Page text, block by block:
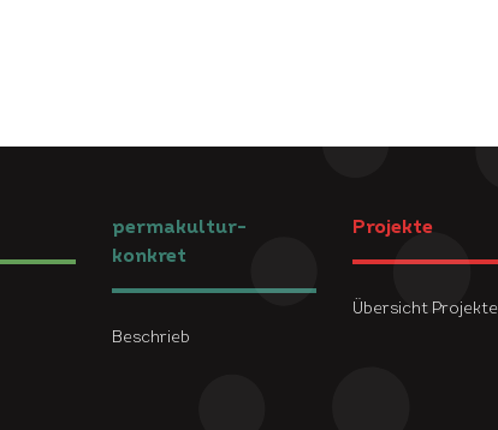
permakultur-
konkret
Beschrieb
Projekte
Übersicht Projekte